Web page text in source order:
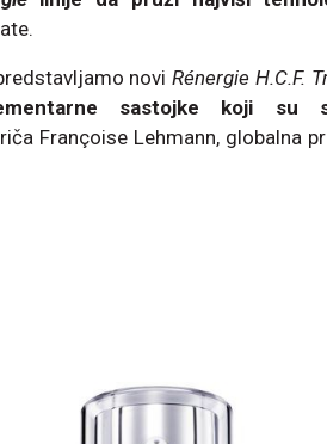
noviRénergie H.C.F.
sastojke koji su
Françoise Lehmann, globalna